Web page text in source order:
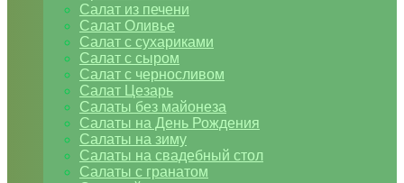
Салат из печени
Салат Оливье
Салат с сухариками
Салат с сыром
Салат с черносливом
Салат Цезарь
Салаты без майонеза
Салаты на День Рождения
Салаты на зиму
Салаты на свадебный стол
Салаты с гранатом